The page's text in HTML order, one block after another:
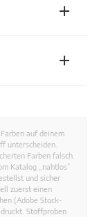
auf deinem
unterscheiden.
Farben falsch.
Katalog „nahtlos”
und sicher
zuerst einen
(Adobe Stock-
Stoffproben